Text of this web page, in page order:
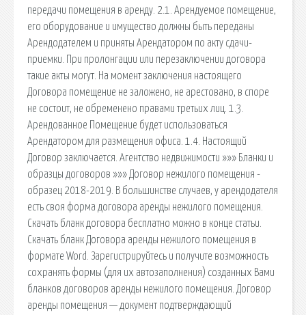
передачи помещения в аренду. 2.1. Арендуемое помещение,
его оборудование и имущество должны быть переданы
Арендодателем и приняты Арендатором по акту сдачи-
приемки. При пролонгации или перезаключении договора
такие акты могут. На момент заключения настоящего
Договора помещение не заложено, не арестовано, в споре
не состоит, не обременено правами третьих лиц. 1.3.
Арендованное Помещение будет использоваться
Арендатором для размещения офиса. 1.4. Настоящий
Договор заключается. Агентство недвижимости »»» Бланки и
образцы договоров »»» Договор нежилого помещения -
образец 2018-2019. В большинстве случаев, у арендодателя
есть своя форма договора аренды нежилого помещения.
Скачать бланк договора бесплатно можно в конце статьи.
Скачать бланк Договора аренды нежилого помещения в
формате Word. Зарегистрируйтесь и получите возможность
сохранять формы (для их автозаполнения) созданных Вами
бланков договоров аренды нежилого помещения. Договор
аренды помещения — документ подтверждающий